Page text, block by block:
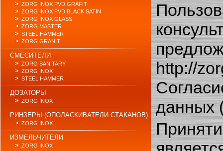
ZORG INOX PVD GRAFIT
ZORG INOX PVD BLACK SATIN
ZORG INOX GLASS
ZORG MASTER
STEEL HAMMER
ZORG GRANIT
СМЕСИТЕЛИ
ZORG SANITARY
ZORG INOX
STEEL HAMMER
ДОЗАТОРЫ
ZORG INOX
РИНЗЕРЫ (ОПОЛАСКИВАТЕЛИ СТАКАНОВ)
ZORG INOX
ИЗМЕЛЬЧИТЕЛИ
ZORG INOX
http://
данных